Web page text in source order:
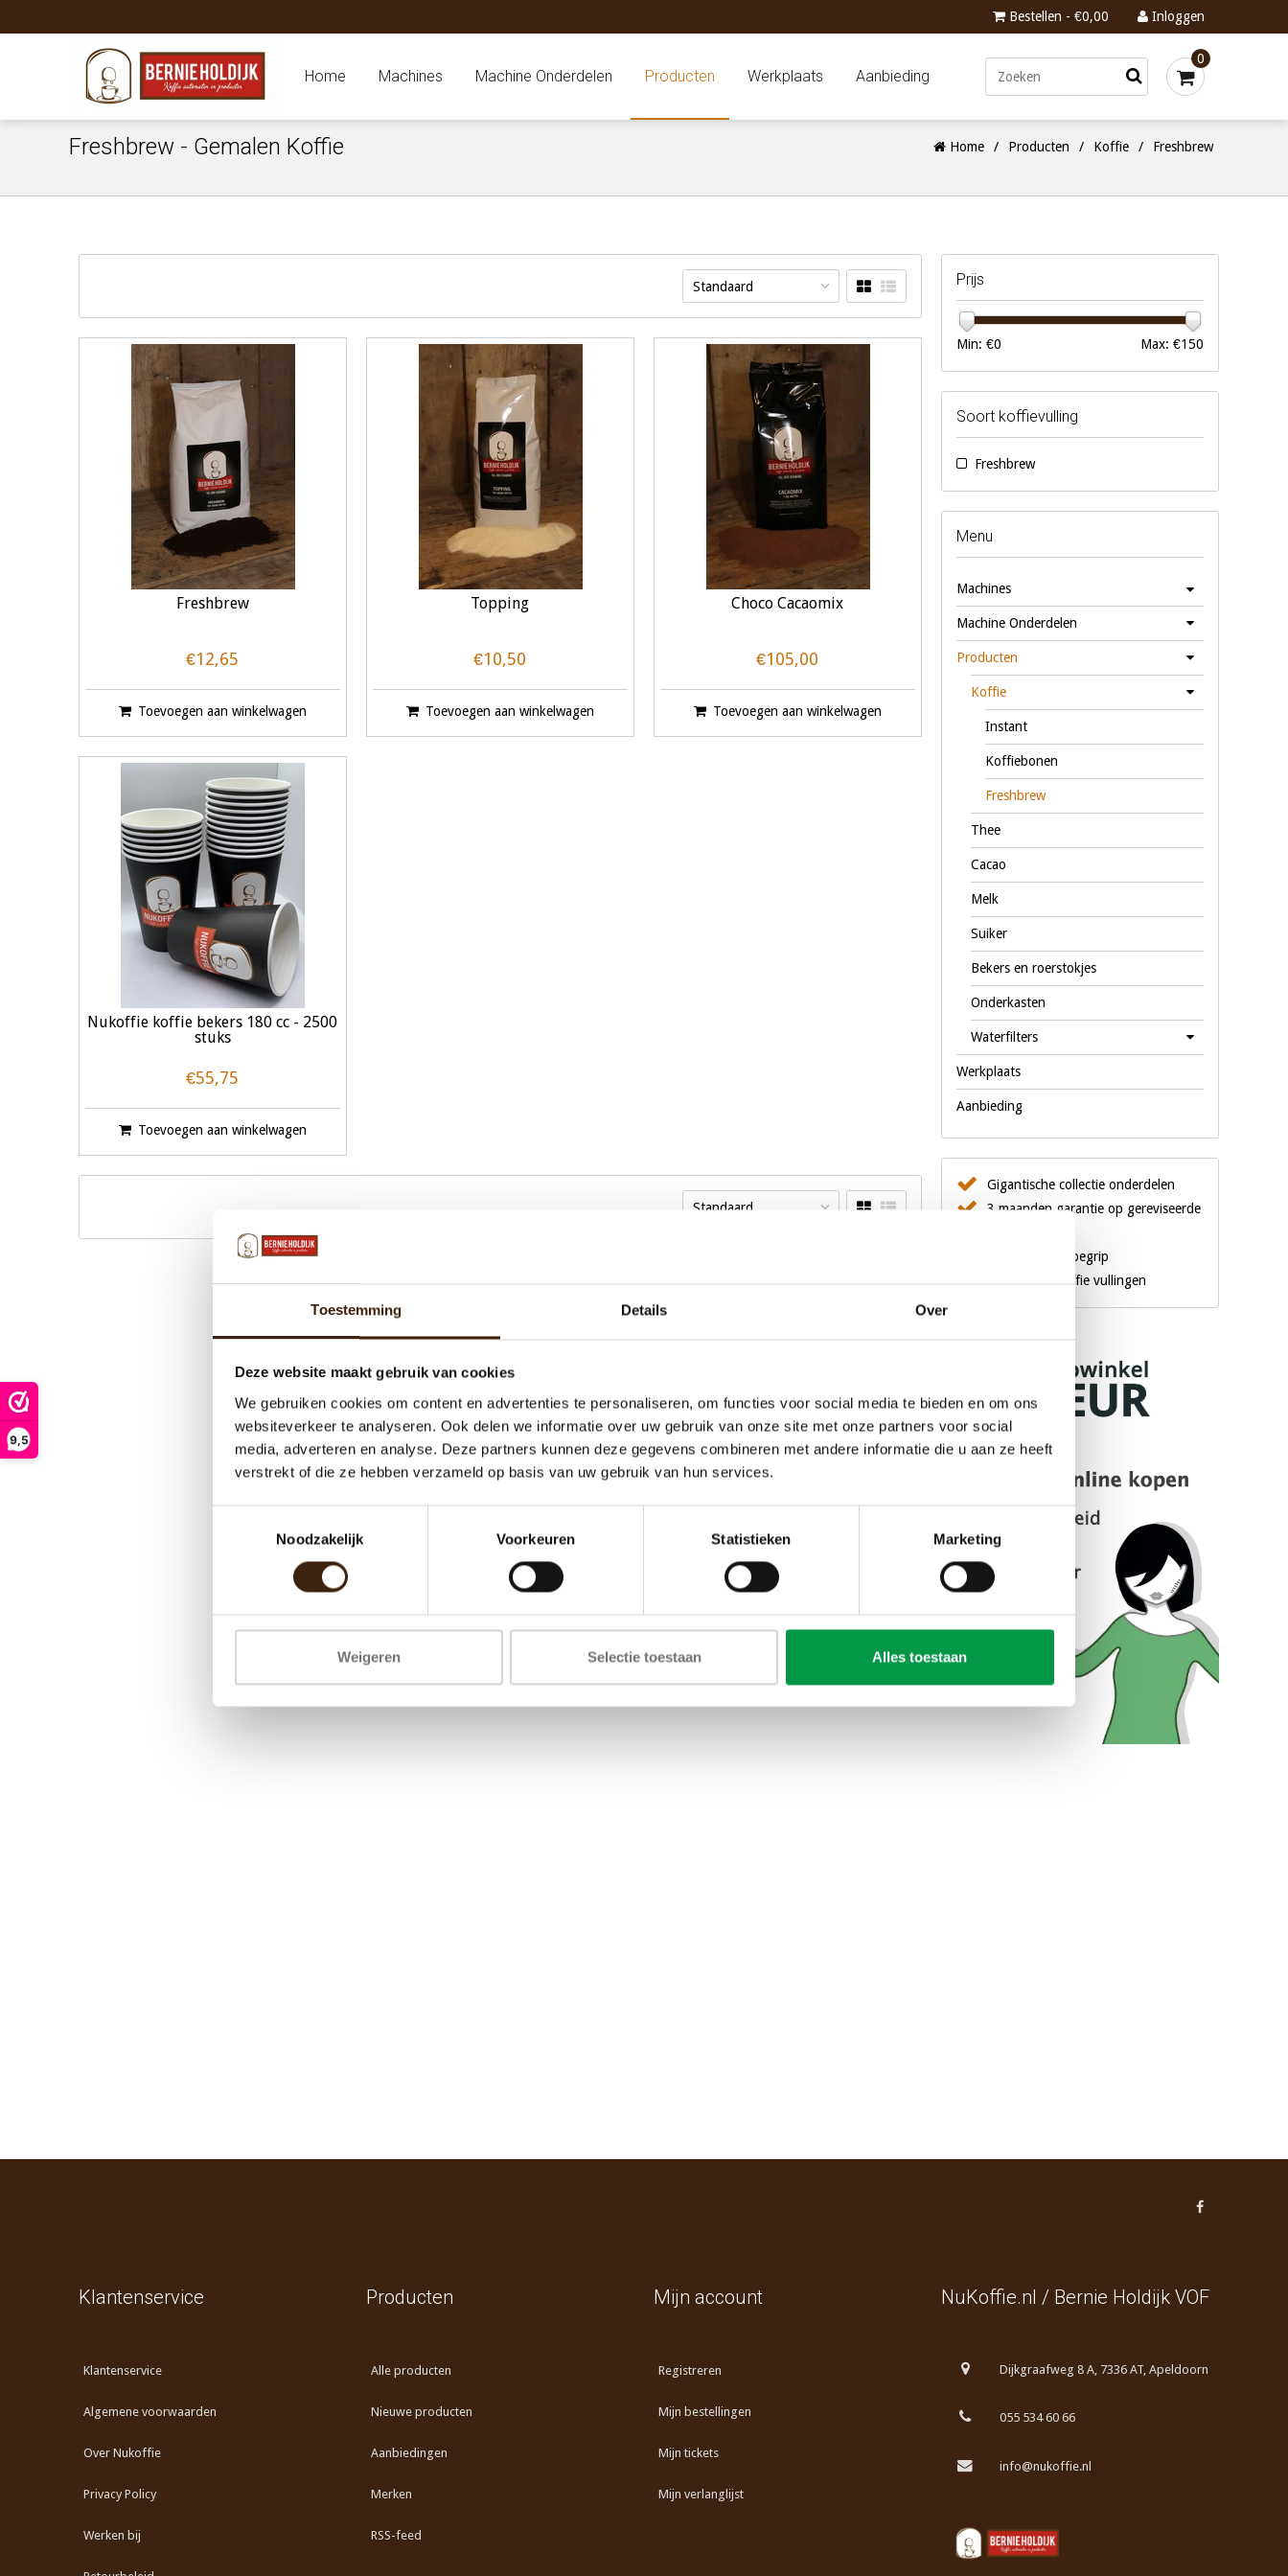
Toestemming Details Over
Deze website maakt gebruik van cookies
We gebruiken cookies om content en advertenties te personaliseren, om functies voor social media te bieden en om ons
websiteverkeer te analyseren. Ook delen we informatie over uw gebruik van onze site met onze partners voor social
media, adverteren en analyse. Deze partners kunnen deze gegevens combineren met andere informatie die u aan ze heeft
verstrekt of die ze hebben verzameld op basis van uw gebruik van hun services.
Noodzakelijk
Voorkeuren Statistieken Marketing
Weigeren Selectie toestaan Alles toestaan
9,5
Bestellen - €0,00 Inloggen
Home Machines Machine Onderdelen Producten Werkplaats Aanbieding
0
Freshbrew - Gemalen Koffie Home / Producten / Koffie / Freshbrew
Standaard
Freshbrew
€12,65
Toevoegen aan winkelwagen
Topping
€10,50
Toevoegen aan winkelwagen
Choco Cacaomix
€105,00
Toevoegen aan winkelwagen
Nukoffie koffie bekers 180 cc - 2500
stuks
€55,75
Toevoegen aan winkelwagen
Standaard
Prijs
Min: €0 Max: €150
Soort koffievulling
Freshbrew
Menu
Machines
Machine Onderdelen
Producten
Koffie
Instant
Koffiebonen
Freshbrew
Thee
Cacao
Melk
Suiker
Bekers en roerstokjes
Onderkasten
Waterfilters
Werkplaats
Aanbieding
Gigantische collectie onderdelen
3 maanden garantie op gereviseerde
Al 18 jaar een begrip
Eigen merk koffie vullingen
Klantenservice
Klantenservice
Algemene voorwaarden
Over Nukoffie
Privacy Policy
Werken bij
Producten
Alle producten
Nieuwe producten
Aanbiedingen
Merken
RSS-feed
Mijn account
Registreren
Mijn bestellingen
Mijn tickets
Mijn verlanglijst
NuKoffie.nl / Bernie Holdijk VOF
Dijkgraafweg 8 A, 7336 AT, Apeldoorn
055 534 60 66
info@nukoffie.nl